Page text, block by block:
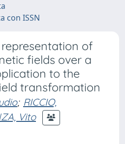
con ISSN
of
fields over a
to the
transformation
; RICCIO,
Vito